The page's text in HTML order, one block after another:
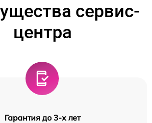
сервис-
центра
Гарантия до 3-х лет